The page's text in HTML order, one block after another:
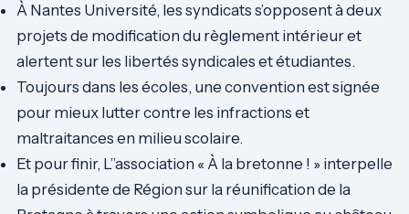
À Nantes Université, les syndicats s’opposent à deux
projets de modification du règlement intérieur et
alertent sur les libertés syndicales et étudiantes.
Toujours dans les écoles, une convention est signée
pour mieux lutter contre les infractions et
maltraitances en milieu scolaire.
Et pour finir, L’’association « À la bretonne ! » interpelle
la présidente de Région sur la réunification de la